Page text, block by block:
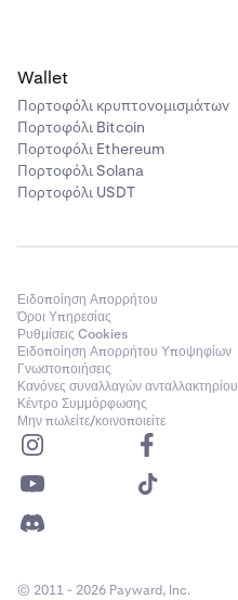
Wallet
Πορτοφόλι κρυπτονομισμάτων
Πορτοφόλι Bitcoin
Πορτοφόλι Ethereum
Πορτοφόλι Solana
Πορτοφόλι USDT
Ειδοποίηση Απορρήτου
Όροι Υπηρεσίας
Ρυθμίσεις Cookies
Ειδοποίηση Απορρήτου Υποψηφίων
Γνωστοποιήσεις
Κανόνες συναλλαγών ανταλλακτηρίου
Κέντρο Συμμόρφωσης
Μην πωλείτε/κοινοποιείτε
© 2011 - 2026 Payward, Inc.